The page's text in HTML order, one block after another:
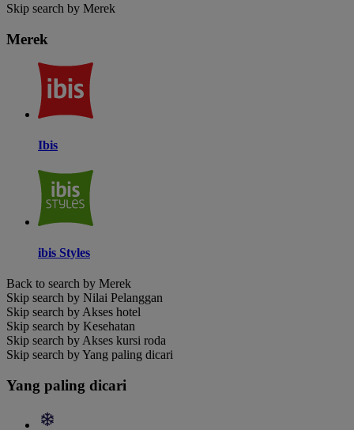
Skip search by Merek
Merek
Ibis
ibis Styles
Back to search by Merek
Skip search by Nilai Pelanggan
Skip search by Akses hotel
Skip search by Kesehatan
Skip search by Akses kursi roda
Skip search by Yang paling dicari
Yang paling dicari